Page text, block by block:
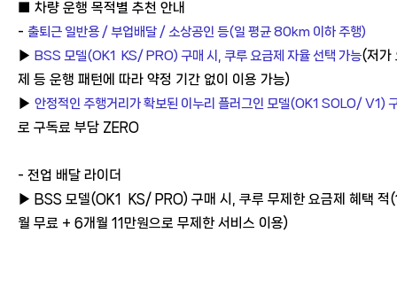
■ 차량 운행 목적별 추천 안내
- 출퇴근 일반용 / 부업배달 / 소상공인 등(일 평균 80km 이하 주행)
▶ BSS 모델(OK1 KS/ PRO) 구매 시, 쿠루 요금제 자율 선택 가능(저가
제 등 운행 패턴에 따라 약정 기간 없이 이용 가능)
▶ 안정적인 주행거리가 확보된 이누리 플러그인 모델(OK1 SOLO/ V1)
로 구독료 부담 ZERO
- 전업 배달 라이더
▶ BSS 모델(OK1 KS/ PRO) 구매 시, 쿠루 무제한 요금제 혜택 적
월 무료 + 6개월 11만원으로 무제한 서비스 이용)